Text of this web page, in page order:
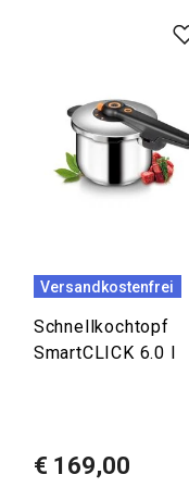
Versandkostenfrei
Schnellkochtopf
SmartCLICK 6.0 l
€ 169,00